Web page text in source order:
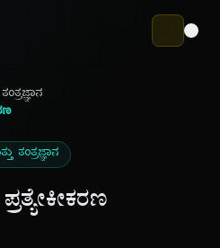
ತಂತ್ರಜ್ಞಾನ